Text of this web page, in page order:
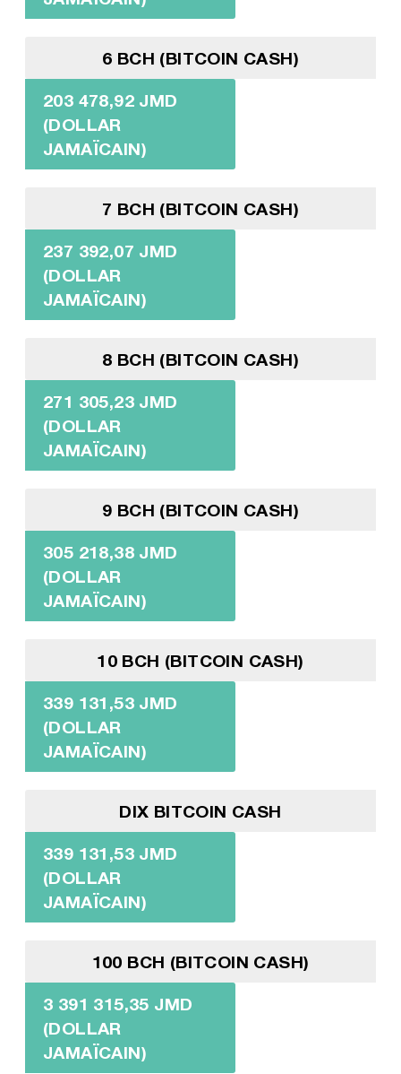
6 BCH (BITCOIN CASH)
203 478,92 JMD
(DOLLAR
JAMAÏCAIN)
7 BCH (BITCOIN CASH)
237 392,07 JMD
(DOLLAR
JAMAÏCAIN)
8 BCH (BITCOIN CASH)
271 305,23 JMD
(DOLLAR
JAMAÏCAIN)
9 BCH (BITCOIN CASH)
305 218,38 JMD
(DOLLAR
JAMAÏCAIN)
10 BCH (BITCOIN CASH)
339 131,53 JMD
(DOLLAR
JAMAÏCAIN)
DIX BITCOIN CASH
339 131,53 JMD
(DOLLAR
JAMAÏCAIN)
100 BCH (BITCOIN CASH)
3 391 315,35 JMD
(DOLLAR
JAMAÏCAIN)